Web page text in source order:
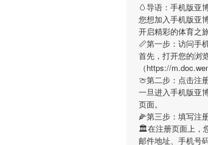
🥚导语： 手机版亚
您想加入手机版亚
开启精彩的体育之旅
📏第一步：访问手
首先，打开您的浏
（https://
🍈第二步：点击注
一旦进入手机版亚
页面。
🌽第三步：填写注
🏛在注册页面上，
邮件地址、手机号